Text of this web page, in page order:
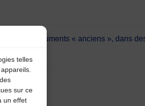
telles
sur ce
un effet
des instruments « anciens », dans